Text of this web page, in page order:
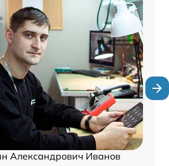
Александрович Иванов